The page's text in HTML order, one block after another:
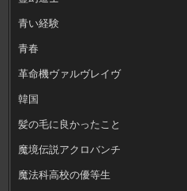
青い経験
青春
革命機ヴァルヴレイヴ
韓国
髪の毛に良かったこと
魔境伝説アクロバンチ
魔法科高校の優等生